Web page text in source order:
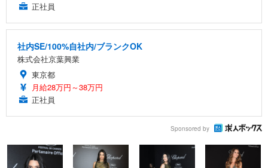
正社員
社内SE/100%自社内/ブランクOK
株式会社京葉興業
東京都
月給28万円～38万円
正社員
Sponsored by